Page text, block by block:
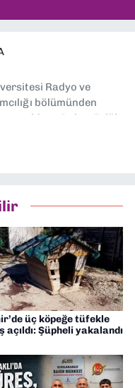
Radyo ve
bölümünden
oldum. Dokuz Eylül
üstleniyorum.
üç köpeğe tüfekle
açıldı: Şüpheli yakalandı